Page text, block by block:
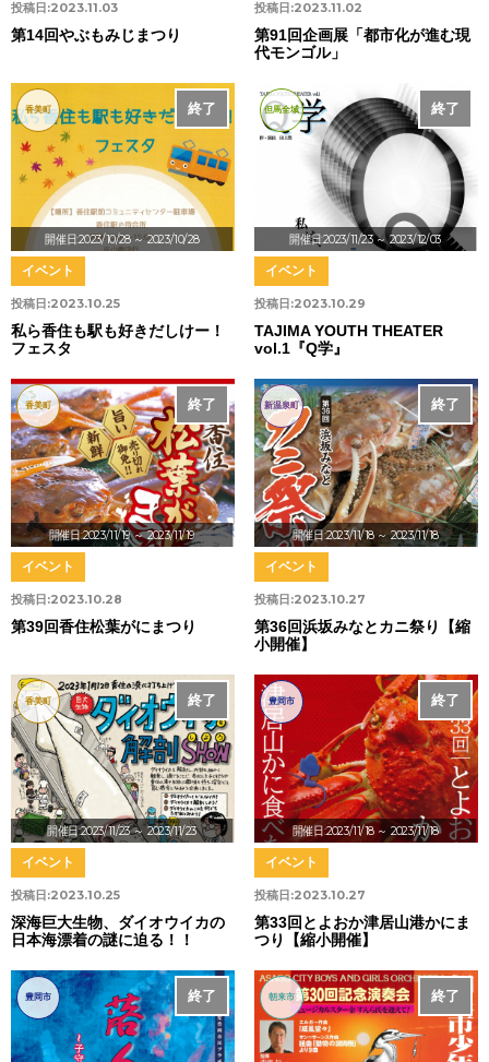
投稿日:2023.11.03
第14回やぶもみじまつり
投稿日:2023.11.02
第91回企画展「都市化が進む現
代モンゴル」
開催日:2023/10/28 ～ 2023/10/28
終了
香美町
投稿日:2023.10.25
イベント
私ら香住も駅も好きだしけー！
フェスタ
開催日:2023/11/23～ 2023/12/03
終了
但馬全域
投稿日:2023.10.29
イベント
TAJIMA YOUTH THEATER
vol.1『Q学』
開催日:2023/11/19～ 2023/11/19
終了
香美町
投稿日:2023.10.28
イベント
第39回香住松葉がにまつり
開催日:2023/11/18～ 2023/11/18
終了
新温泉町
投稿日:2023.10.27
イベント
第36回浜坂みなとカニ祭り【縮
小開催】
開催日:2023/11/23～ 2023/11/23
終了
香美町
投稿日:2023.10.25
イベント
深海巨大生物、ダイオウイカの
日本海漂着の謎に迫る！！
開催日:2023/11/18 ～ 2023/11/18
終了
豊岡市
投稿日:2023.10.27
イベント
第33回とよおか津居山港かにま
つり【縮小開催】
終了
豊岡市 終了
朝来市